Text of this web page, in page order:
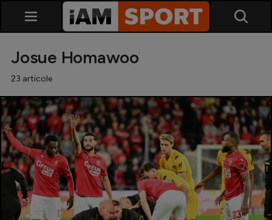
SuperLiga
Liga 2
Cupa României
Josue Homawoo
23 articole